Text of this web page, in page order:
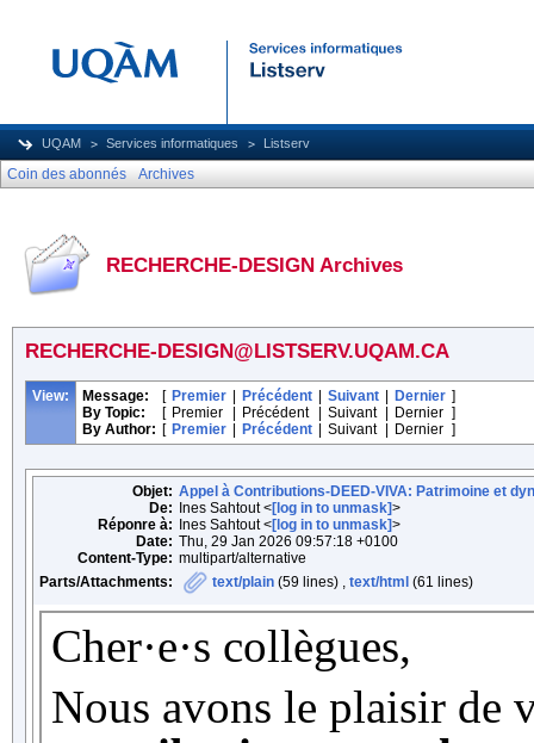
UQAM Services informatiques Listserv
Coin des abonnés Archives
RECHERCHE-DESIGN Archives
RECHERCHE-DESIGN@LISTSERV.UQAM.CA
View: Message: [ Premier Précédent Suivant Dernier ]
By Topic:
[ Premier Précédent Suivant Dernier ]
By Author: [ Premier Précédent Suivant Dernier ]
Objet: Appel à Contributions-DEED-VIVA: Patrimoine et
De:
Ines Sahtout <[log in to unmask]>
Réponre à:
Ines Sahtout <[log in to unmask]>
Date: Thu, 29 Jan 2026 09:57:18 +0100
Content-Type: multipart/alternative
Parts/Attachments:
text/plain (59 lines) , text/html (61 lines)